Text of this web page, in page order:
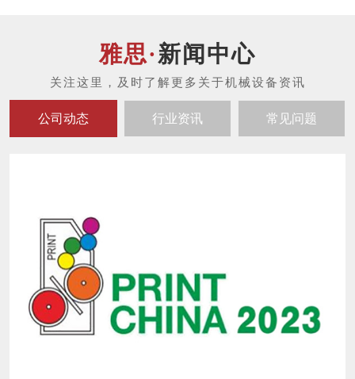
新闻中心
公司动态 行业资讯 常见问题